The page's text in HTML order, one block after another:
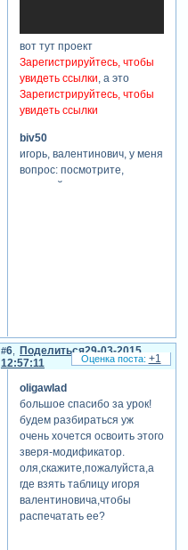
вот тут проект
Зарегистрируйтесь, чтобы
увидеть ссылки, а это
Зарегистрируйтесь, чтобы
увидеть ссылки
biv50
игорь, валентинович, у меня
вопрос: посмотрите,
пожалуйста во втором
времени на
горизонтальный наклон ему
верхнего фото со сдвигом
по фазе для третьего фото
и наоборот.
Поделиться
6
29-03-2015
12:57:11
oligawlad
большое спасибо за урок!
будем разбираться уж
очень хочется освоить этого
зверя-модификатор.
оля,скажите,пожалуйста,а
где взять таблицу игоря
валентиновича,чтобы
распечатать ее?
+1